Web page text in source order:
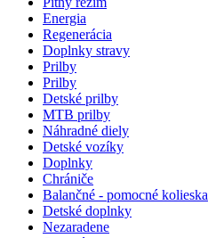
Energia
Regenerácia
Doplnky stravy
Prilby
Prilby
Detské prilby
MTB prilby
Náhradné diely
Detské vozíky
Doplnky
Chrániče
Balančné - pomocné kolieska
Detské doplnky
Nezaradene